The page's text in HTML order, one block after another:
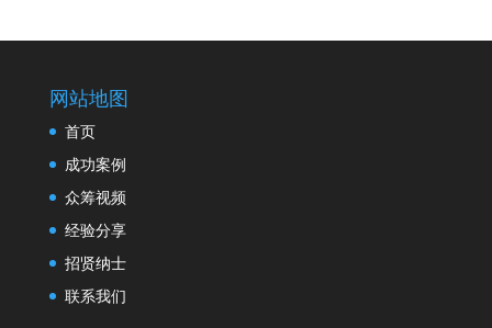
网站地图
首页
成功案例
众筹视频
经验分享
招贤纳士
联系我们